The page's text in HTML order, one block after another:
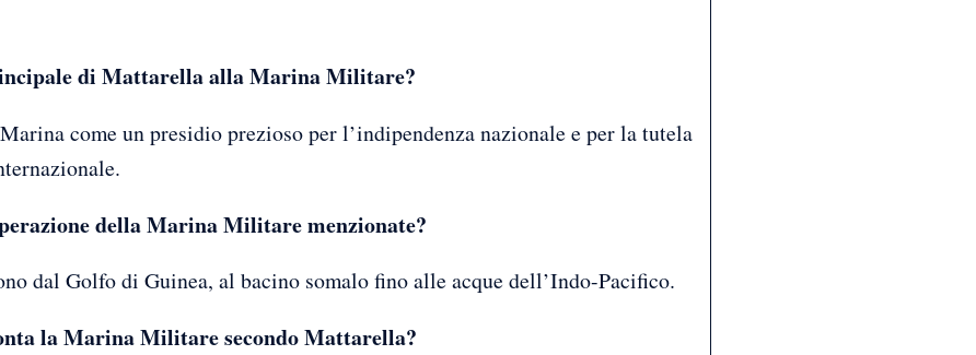
di Mattarella alla Marina Militare?
come un presidio prezioso per l’indipendenza nazionale e per la tutela
della Marina Militare menzionate?
dal Golfo di Guinea, al bacino somalo fino alle acque dell’Indo-Pacifico.
la Marina Militare secondo Mattarella?